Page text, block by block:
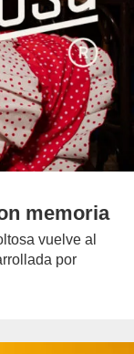
memoria
vuelve al
por